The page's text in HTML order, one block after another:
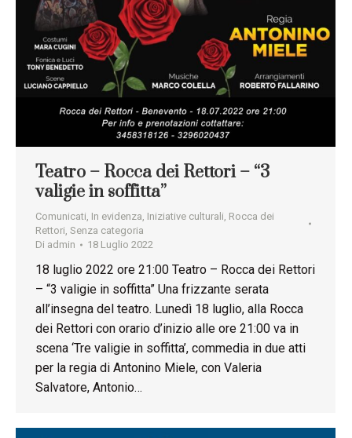
Teatro – Rocca dei Rettori – “3
valigie in soffitta”
Comunicati In evidenza Iniziative culturali Rocca dei
Rettori Senza categoria
Di admin 18 Luglio 2022
18 luglio 2022 ore 21:00 Teatro – Rocca dei Rettori
– “3 valigie in soffitta” Una frizzante serata
all’insegna del teatro. Lunedì 18 luglio, alla Rocca
dei Rettori con orario d’inizio alle ore 21:00 va in
scena ‘Tre valigie in soffitta’, commedia in due atti
per la regia di Antonino Miele, con Valeria
Salvatore, Antonio…